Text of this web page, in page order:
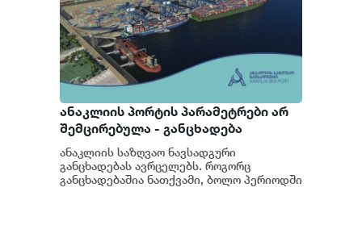
ანაკლიის პორტის პარამეტრები არ
შემცირებულა - განცხადება
ანაკლიის საზღვაო ნავსადგური
განცხადებას ავრცელებს. როგორც
განცხადებაშია ნათქვამი, ბოლო პერიოდში